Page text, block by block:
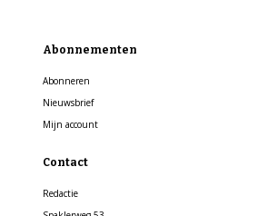
Abonnementen
Abonneren
Nieuwsbrief
Mijn account
Contact
Redactie